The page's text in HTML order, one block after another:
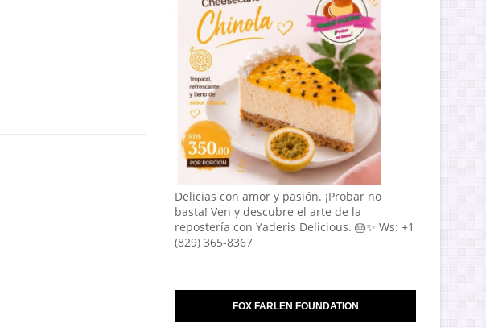
Delicias con amor y pasión. ¡Probar no
basta! Ven y descubre el arte de la
repostería con Yaderis Delicious. 🎂✨ Ws: +1
(829) 365-8367
FOX FARLEN FOUNDATION